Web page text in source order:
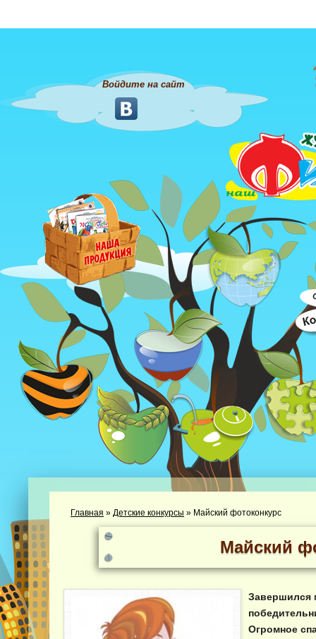
Войдите на сайт
Главная » Детские конкурсы » Майский фотоконкурс
Майский
Завершился
Огромное